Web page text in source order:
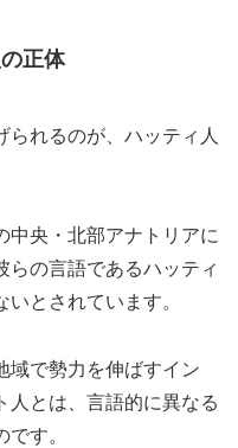
正体
られるのが、ハッティ人
中央・北部アナトリアに
らの言語であるハッティ
とされています。
域で勢力を伸ばすイン
人とは、言語的に異なる
す。